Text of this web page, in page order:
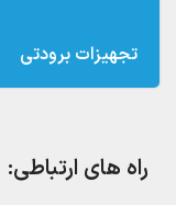
تجهیزات برودتی
راه های ارتباطی: